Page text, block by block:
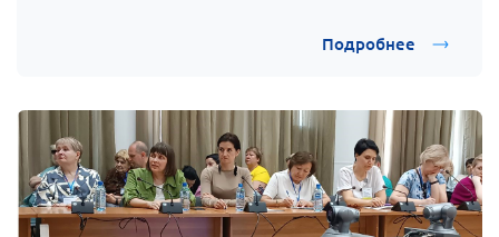
Подробнее